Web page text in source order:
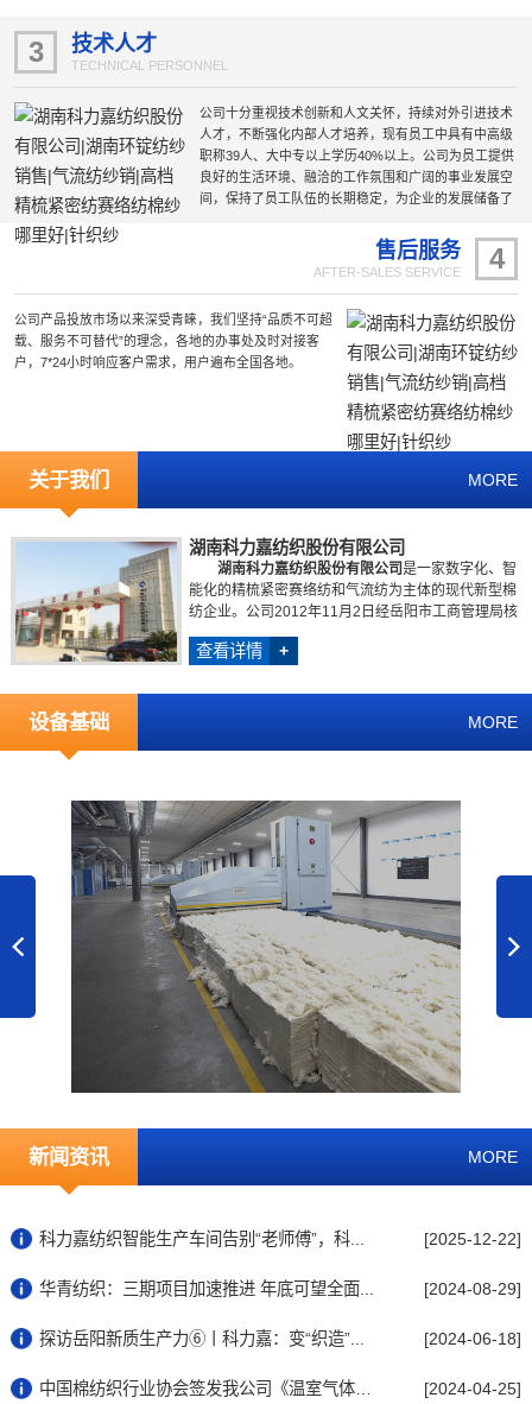
技术和设备，为生产的稳定性和产品质量的可靠性提供
了保障。
3 技术人才
TECHNICAL PERSONNEL
公司十分重视技术创新和人文关怀，持续对外引进技术
人才，不断强化内部人才培养，现有员工中具有中高级
职称39人、大中专以上学历40%以上。公司为员工提供
良好的生活环境、融洽的工作氛围和广阔的事业发展空
间，保持了员工队伍的长期稳定，为企业的发展储备了
4
售后服务
AFTER-SALES SERVICE
公司产品投放市场以来深受青睐，我们坚持“品质不可超
载、服务不可替代”的理念，各地的办事处及时对接客
户，7*24小时响应客户需求，用户遍布全国各地。
关于我们 MORE
湖南科力嘉纺织股份有限公司
湖南科力嘉纺织股份有限公司是一家数字化、智
能化的精梳紧密赛络纺和气流纺为主体的现代新型棉
纺企业。公司2012年11月2日经岳阳市工商管理局核
准成立，占地180亩，...
查看详情 +
设备基础 MORE
新闻资讯 MORE
科力嘉纺织智能生产车间告别“老师傅”，科... [2025-12-22]
华青纺织：三期项目加速推进 年底可望全面... [2024-08-29]
探访岳阳新质生产力⑥丨科力嘉：变“织造”... [2024-06-18]
中国棉纺织行业协会签发我公司《温室气体排... [2024-04-25]